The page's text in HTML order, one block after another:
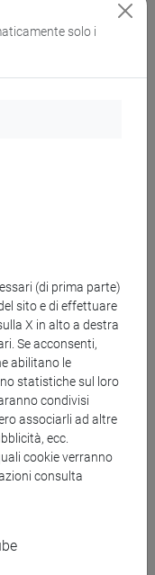
solo i
(di prima parte)
sito e di effettuare
X in alto a destra
Se acconsenti,
abilitano le
statistiche sul loro
condivisi
associarli ad altre
ecc.
cookie verranno
consulta